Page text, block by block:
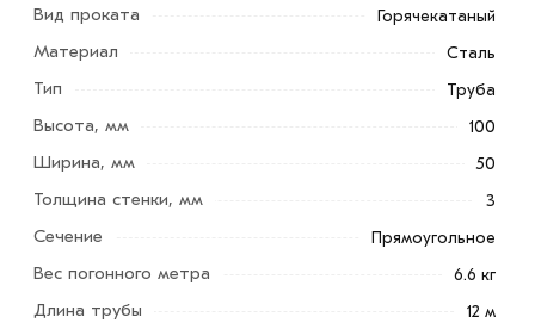
Труба профильная 100х50х3 мм одна из наиболее
только углеродистых сталей с низким содержанием
легирующих элементов.
Прямоугольное сечение обеспечивает им повышенную
прочность, по этой причине такие изделия, наравне с
швеллерами, балками и уголками, востребованы в роли
Вид проката Горячекатаный
Материал Сталь
Тип Труба
Высота, мм 100
Ширина, мм 50
Толщина стенки, мм 3
Сечение Прямоугольное
Вес погонного метра 6.6 кг
Длина трубы 12 м